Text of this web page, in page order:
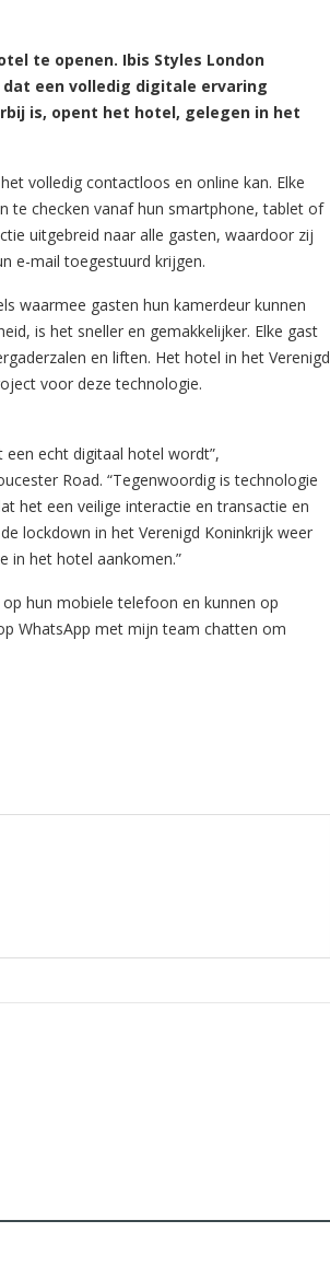
te openen. Ibis Styles London
een volledig digitale ervaring
is, opent het hotel, gelegen in het
volledig contactloos en online kan. Elke
te checken vanaf hun smartphone, tablet of
uitgebreid naar alle gasten, waardoor zij
e-mail toegestuurd krijgen.
waarmee gasten hun kamerdeur kunnen
is het sneller en gemakkelijker. Elke gast
en liften. Het hotel in het Verenigd
voor deze technologie.
echt digitaal hotel wordt”,
Road. “Tegenwoordig is technologie
het een veilige interactie en transactie en
lockdown in het Verenigd Koninkrijk weer
in het hotel aankomen.”
hun mobiele telefoon en kunnen op
WhatsApp met mijn team chatten om